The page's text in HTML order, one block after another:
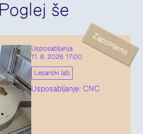
Poglej še
Usposabljanja
11. 8. 2026 17:00
Lesarski lab
Usposabljanje: CNC
Zapolnjeno